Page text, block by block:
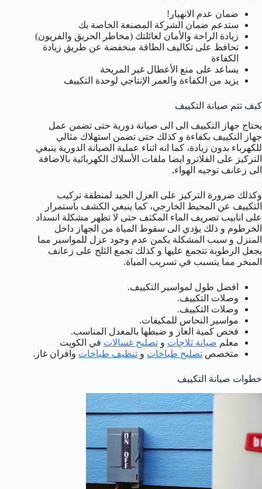
ضمان عدم الانهيار!
ستدعم ضمان الشركة المصنعة الخاصة بك
زيادة الراحة والأمان لعائلتك (مخاطر الحريق والفريون)
تحافظ على تكاليف الطاقة منخفضة عن طريق زيادة
الكفاءة
يساعد على منع الأعطال غير المريحة
يزيد من الكفاءة والعمر الإنتاجي لوحدة التكييف
كيف تتم صيانة التكييف
يحتاج جهاز التكييف الى الى صيانة دورية حتى تضمن عمل
جهاز التكييف بكفاءة و كذلك حتى تضمن استهلاك مثالي
للكهرباء بدون زيادة، كما انه اثناء عملية الصيانة الدورية ينبغي
التركيز على الفلاترو ايضا ملفات الأسلاك الكهربائية بالاضافة
الى زعانف توجيه الهواء,
وكذلك ضرورة التركيز على العزل الجيد لمنطقة تركيب
التكييف عن المحيط الخارجي، كما ينبغي الكشف باستمرار
على انابيب تصريف الماء المكثف حتى لا تظهر مشكلة انسداد
الخرطوم و ذلك يؤدي الى سقوط المياة من الجهاز داخل
المنزل و سبب المشكلة يكمن عدم وجود عزل للمواسير مما
يجعل الرطوبة تتجمع عليها و كذلك تجمع الثلج على زعانف
المبخر مما يتسبب في تسريب المياة.
افضل طول لمواسير التكييف.
وصلات التكييف.
وصلات التكييف.
مواسير النحاس للمكيفات.
فحص كمية الغاز و ضبطها بالمعدل المناسب.
معلم صيانة ثلاجات و تصليح غسالات في الكويت
متخصص تصليح طباخات و تنظيف طباخات وافران غاز.
خطوات صيانة التكييف